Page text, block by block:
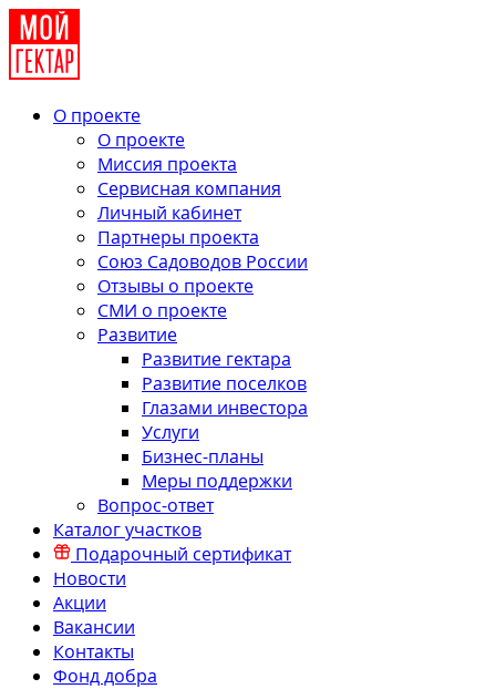
О проекте
О проекте
Миссия проекта
Сервисная компания
Личный кабинет
Партнеры проекта
Союз Садоводов России
Отзывы о проекте
СМИ о проекте
Развитие
Развитие гектара
Развитие поселков
Глазами инвестора
Услуги
Бизнес-планы
Меры поддержки
Вопрос-ответ
Каталог участков
Подарочный сертификат
Новости
Акции
Вакансии
Контакты
Фонд добра